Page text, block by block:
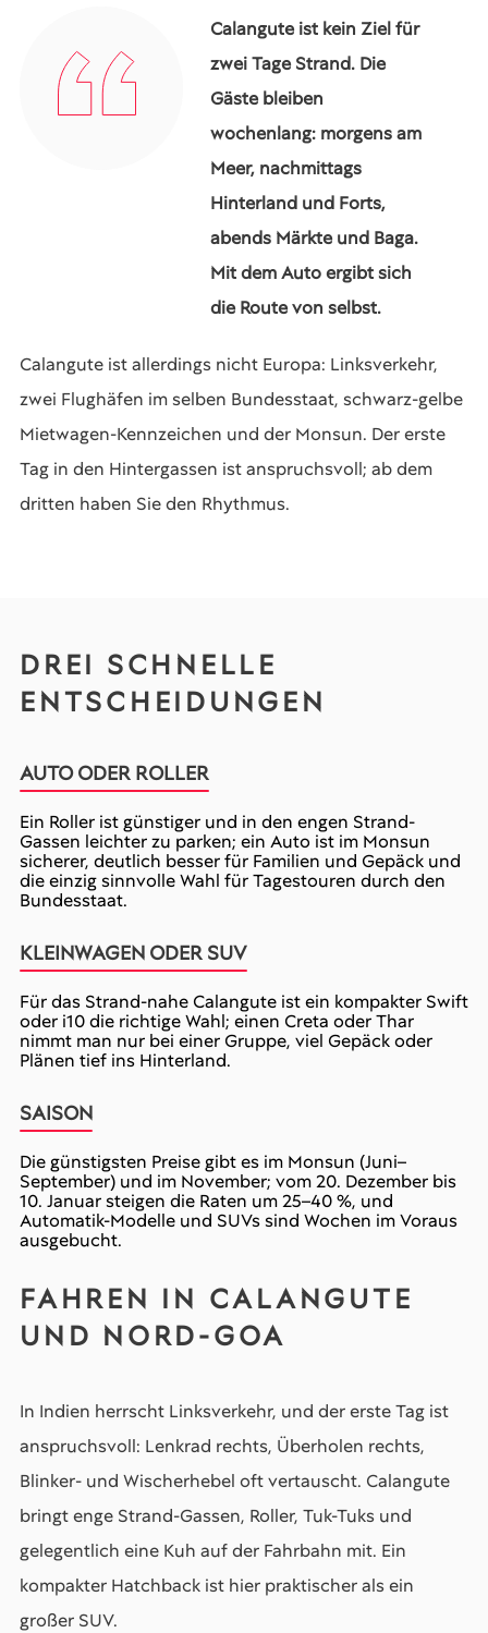
Calangute ist kein Ziel für
zwei Tage Strand. Die
Gäste bleiben
wochenlang: morgens am
Meer, nachmittags
Hinterland und Forts,
abends Märkte und Baga.
Mit dem Auto ergibt sich
die Route von selbst.
Calangute ist allerdings nicht Europa: Linksverkehr,
zwei Flughäfen im selben Bundesstaat, schwarz-gelbe
Mietwagen-Kennzeichen und der Monsun. Der erste
Tag in den Hintergassen ist anspruchsvoll; ab dem
dritten haben Sie den Rhythmus.
DREI SCHNELLE
ENTSCHEIDUNGEN
AUTO ODER ROLLER
Ein Roller ist günstiger und in den engen Strand-
Gassen leichter zu parken; ein Auto ist im Monsun
sicherer, deutlich besser für Familien und Gepäck und
die einzig sinnvolle Wahl für Tagestouren durch den
Bundesstaat.
KLEINWAGEN ODER SUV
Für das Strand-nahe Calangute ist ein kompakter Swift
oder i10 die richtige Wahl; einen Creta oder Thar
nimmt man nur bei einer Gruppe, viel Gepäck oder
Plänen tief ins Hinterland.
SAISON
Die günstigsten Preise gibt es im Monsun (Juni–
September) und im November; vom 20. Dezember bis
10. Januar steigen die Raten um 25–40 %, und
Automatik-Modelle und SUVs sind Wochen im Voraus
ausgebucht.
FAHREN IN CALANGUTE
UND NORD-GOA
In Indien herrscht Linksverkehr, und der erste Tag ist
anspruchsvoll: Lenkrad rechts, Überholen rechts,
Blinker- und Wischerhebel oft vertauscht. Calangute
bringt enge Strand-Gassen, Roller, Tuk-Tuks und
gelegentlich eine Kuh auf der Fahrbahn mit. Ein
kompakter Hatchback ist hier praktischer als ein
großer SUV.